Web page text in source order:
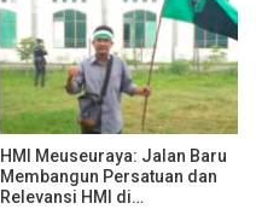
HMI Meuseuraya: Jalan Baru
Membangun Persatuan dan
Relevansi HMI di…